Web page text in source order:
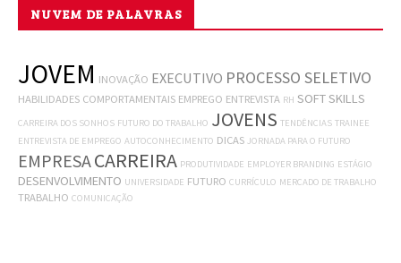
NUVEM DE PALAVRAS
JOVEM INOVAÇÃO EXECUTIVO PROCESSO SELETIVO
HABILIDADES COMPORTAMENTAIS EMPREGO ENTREVISTA RH SOFT SKILLS
CARREIRA DOS SONHOS FUTURO DO TRABALHO JOVENS TENDÊNCIAS TRAINEE
ENTREVISTA DE EMPREGO AUTOCONHECIMENTO DICAS JORNADA PARA O FUTURO
EMPRESACARREIRA PRODUTIVIDADE EMPLOYER BRANDING ESTÁGIO
DESENVOLVIMENTO UNIVERSIDADE FUTURO CURRÍCULO MERCADO DE TRABALHO
TRABALHO COMUNICAÇÃO